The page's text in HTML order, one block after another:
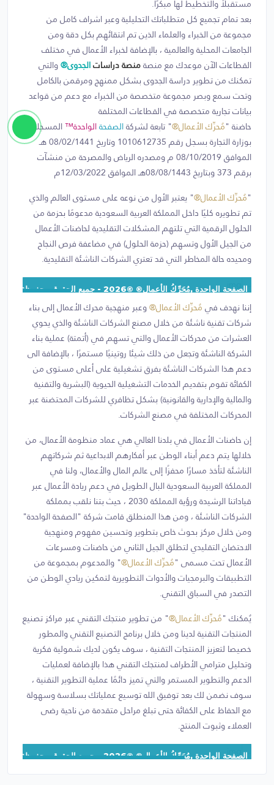
مستقبلاً والتخطيط لها مبكرًا.
بعد تمام تجميع كل متطلباتك التحليلية وعبر اشراف كامل من
مجموعة من الخبراء والعلماء الذين تم انتقائهم بكل دقة ومن
الجامعات المحلية والعالمية ، بالإضافة لخبراء الأعمال في مختلف
القطاعات الآن موعدك مع منصةمنصة دراساتالجدوى®والتي
تمكنك من تطوير دراسة الجدوى بشكل ممنهج ومرقمن بالكامل
وتحت سمع وبصر مجموعة متخصصة من الخبراء مع دعم من قواعد
بيانات تجارية متخصصة في القطاعات المختلفة
حاضنة "مُحرِّك الأعمال®" تابعة لشركةالصفحةالواحدة™المسجلة
بوزارة التجارة بسجل رقم 1010612735 وتاريخ 08/02/1441 هـ
الموافق 08/10/2019 م ومصدره الرياض والمصرحة من منشآت
برقم 373 وبتاريخ 08/08/1443هـ الموافق 12/03/2022م
"مُحرِّك الأعمال®" يعتبر الأول من نوعه على مستوى العالم والذي
تم تطويره كليًا داخل المملكة العربية السعودية مدعومًا بحزمة من
الحلول الرقمية التي تلتهم المشكلات التقليدية لحاضنات الأعمال
من الجيل الأول وتسهم (حزمة الحلول) في مضاعفة فرص النجاح
ومحيده حالة المخاطر التي قد تعتري الشركات الناشئة التقليدية.
مقر الحاضنة
الصفحة الواحدة ,مُحَرِّكُ الأعمال® ©2026 - جميع الحقوق محفوظة, نسخة:1.1.1
إننا نهدف فيمُحرِّك الأعمال®وعبر منهجية محرك الأعمال إلى بناء
شركات تقنية ناشئة من خلال مصنع الشركات الناشئة والذي يحوي
العشرات من محركات الأعمال والتي تسهم في (أتمتة) عملية بناء
الشركة الناشئة وتجعل من ذلك شيئا روتينيًا مستمرًا ، بالإضافة الى
دعم هذا الشركات الناشئة بفرق تشغيلية على أعلى مستوى من
الكفائة تقوم بتقديم الخدمات التشغيلية الحيوية (البشرية والتقنية
والمالية والإدارية والقانونية) بشكل تظافري للشركات المحتضنة عبر
المحركات المختلفة في مصنع الشركات.
إن حاضنات الأعمال في بلدنا الغالي هي عماد منظومة الأعمال، من
خلالها يتم دعم أبناء الوطن عبر أفكارهم الابداعية ثم شركاتهم
الناشئة لتأخذ مسارًا محفزًا إلى عالم المال والأعمال، ولنا في
المملكة العربية السعودية البال الطويل في دعم ريادة الأعمال عبر
قياداتنا الرشيدة ورؤية المملكة 2030 ، حيث بتنا نلقب بمملكة
الشركات الناشئة ، ومن هذا المنطلق قامت شركة "الصفحة الواحدة"
ومن خلال مركز بحوث خاص بتطوير وتحسين مفهوم ومنهجية
الاحتضان التقليدي لتطلق الجيل الثاني من حاضنات ومسرعات
الأعمال تحت مسمى "مُحرِّك الأعمال®" والمدعوم بمجموعة من
التطبيقات والبرمجيات والأدوات التطويرية لتمكين ريادي الوطن من
التصدر في السباق التقني.
يُمكنك "مُحرِّك الأعمال®" من تطوير منتجك التقني عبر مراكز تصنيع
المنتجات التقنية لدينا ومن خلال برنامج التصنيع التقني والمطور
خصيصا لتعزيز المنتجات التقنية ، سوف يكون لديك شمولية فكرية
وتحليل مترامي الأطراف لمنتجك التقني هذا بالإضافة لعمليات
الدعم والتطوير المستمر والتي تميز دائمًا عملية التطوير التقنية ،
سوف نضمن لك بعد توفيق الله توسيع عملياتك بسلاسة وسهولة
مع الحفاظ على الكفائة حتى تبلغ مراحل متقدمة من ناحية رضى
العملاء وثبوت المنتج.
جانب من اجتماع الحاضنة مع منسوبي منشآت
الصفحة الواحدة ,مُحَرِّكُ الأعمال® ©2026 - جميع الحقوق محفوظة, نسخة:1.1.1